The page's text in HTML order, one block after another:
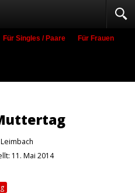
Für Singles / Paare Für Frauen
11. Mai 2014